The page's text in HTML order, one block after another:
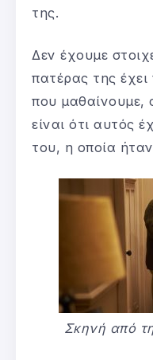
της.
Δεν έχουμε
πατέρας της
που μαθαίνουμε,
είναι ότι αυτός
του, η οποία
Σκηνή από